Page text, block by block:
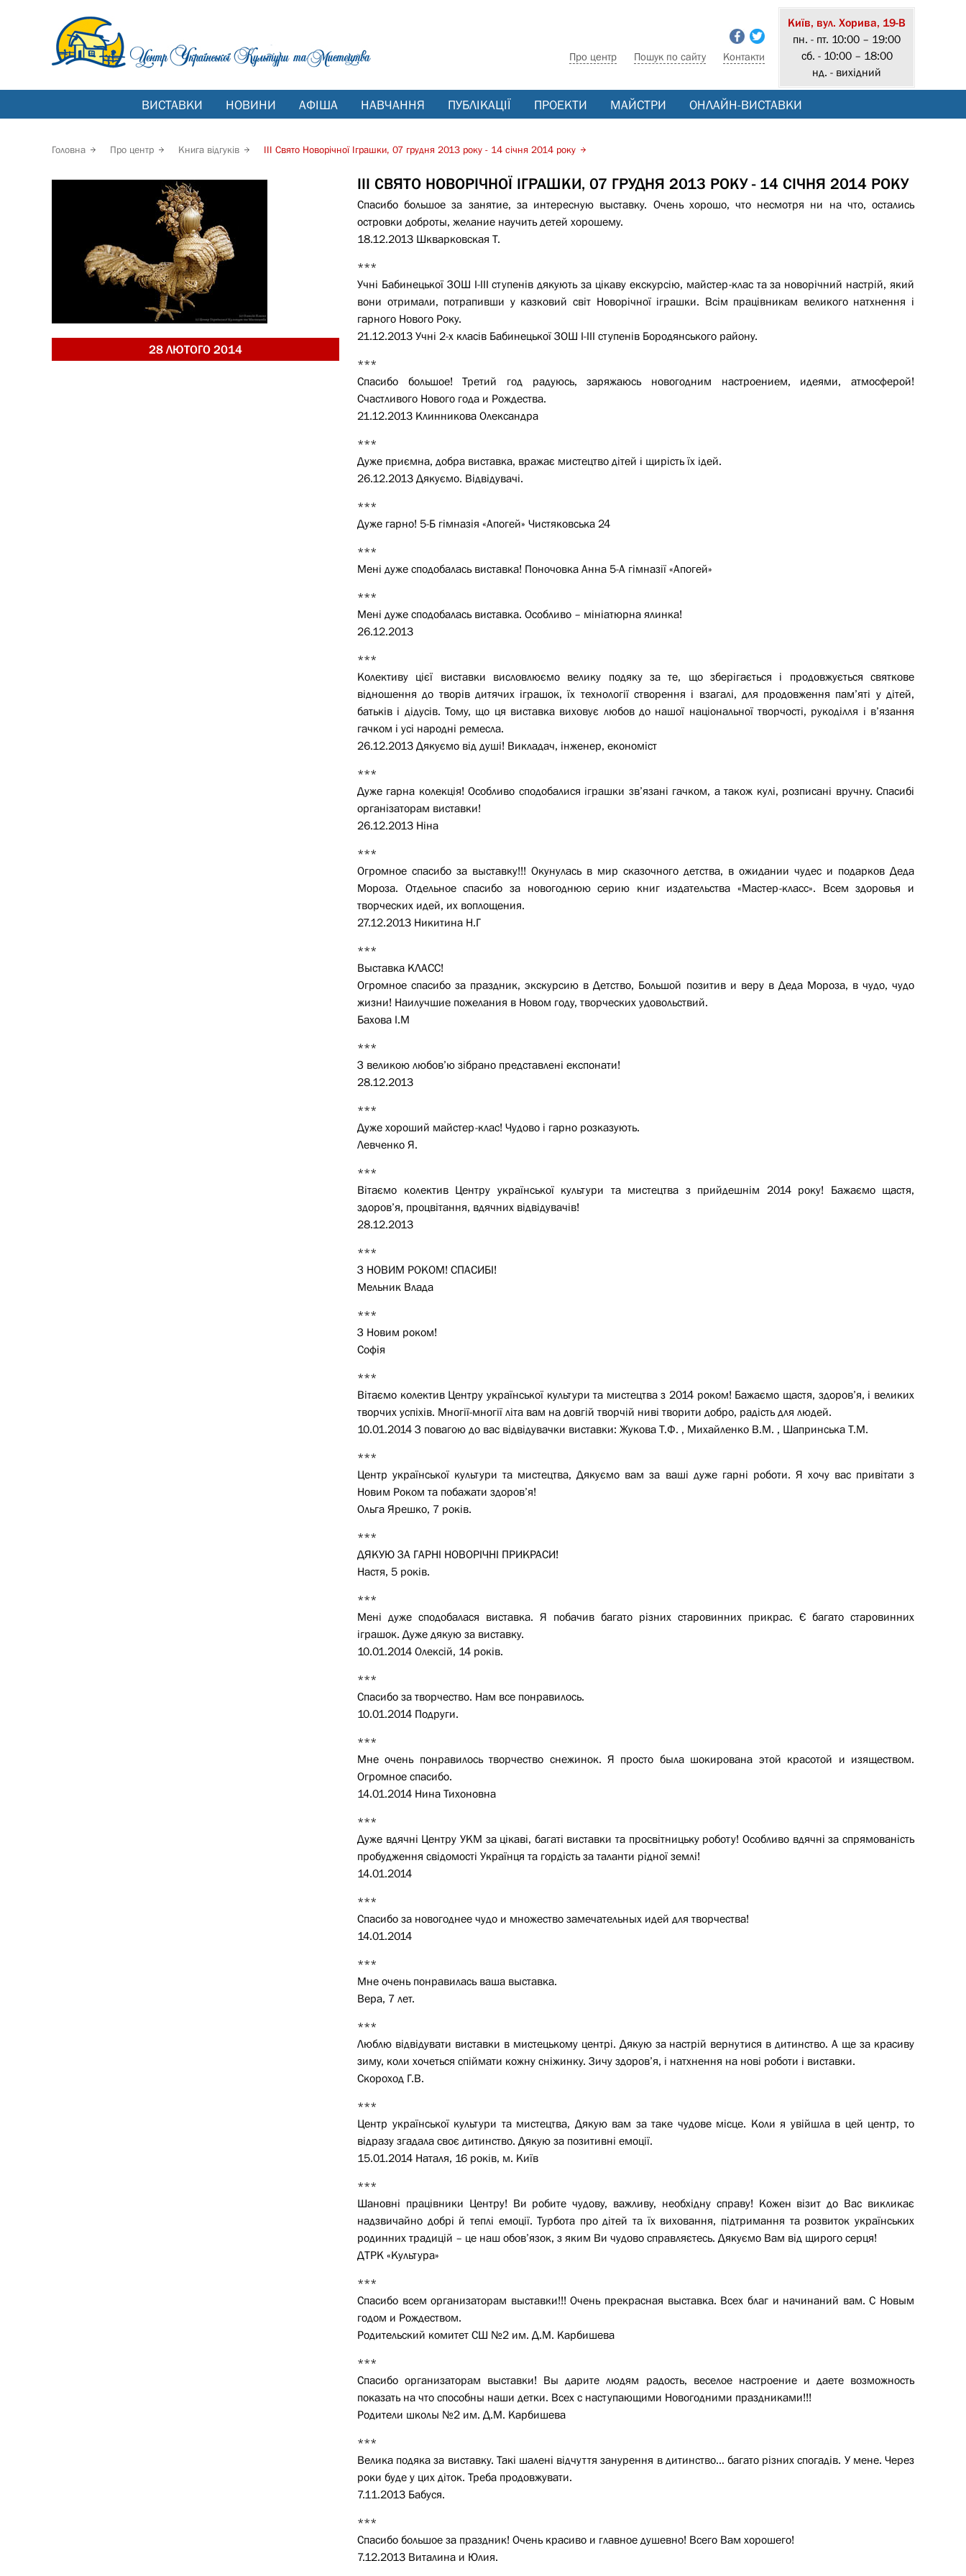
Про центр Пошук по сайту Контакти
Київ, вул. Хорива, 19-В
пн. - пт. 10:00 – 19:00
сб. - 10:00 – 18:00
нд. - вихідний
ВИСТАВКИ НОВИНИ АФІША НАВЧАННЯ ПУБЛІКАЦІЇ ПРОЕКТИ МАЙСТРИ ОНЛАЙН-ВИСТАВКИ
Головна Про центр Книга відгуків ІІІ Свято Новорічної Іграшки, 07 грудня 2013 року - 14 січня 2014 року
28 ЛЮТОГО 2014
ІІІ СВЯТО НОВОРІЧНОЇ ІГРАШКИ, 07 ГРУДНЯ 2013 РОКУ - 14 СІЧНЯ 2014 РОКУ
Спасибо большое за занятие, за интересную выставку. Очень хорошо, что несмотря ни на что, остались
островки доброты, желание научить детей хорошему.
18.12.2013 Шкварковская Т.
***
Учні Бабинецької ЗОШ I-III ступенів дякують за цікаву екскурсію, майстер-клас та за новорічний настрій, який
вони отримали, потрапивши у казковий світ Новорічної іграшки. Всім працівникам великого натхнення і
гарного Нового Року.
21.12.2013 Учні 2-х класів Бабинецької ЗОШ I-III ступенів Бородянського району.
***
Спасибо большое! Третий год радуюсь, заряжаюсь новогодним настроением, идеями, атмосферой!
Счастливого Нового года и Рождества.
21.12.2013 Клинникова Олександра
***
Дуже приємна, добра виставка, вражає мистецтво дітей і щирість їх ідей.
26.12.2013 Дякуємо. Відвідувачі.
***
Дуже гарно! 5-Б гімназія «Апогей» Чистяковська 24
***
Мені дуже сподобалась виставка! Поночовка Анна 5-А гімназії «Апогей»
***
Мені дуже сподобалась виставка. Особливо – мініатюрна ялинка!
26.12.2013
***
Колективу цієї виставки висловлюємо велику подяку за те, що зберігається і продовжується святкове
відношення до творів дитячих іграшок, їх технології створення і взагалі, для продовження пам’яті у дітей,
батьків і дідусів. Тому, що ця виставка виховує любов до нашої національної творчості, рукоділля і в’язання
гачком і усі народні ремесла.
26.12.2013 Дякуємо від душі! Викладач, інженер, економіст
***
Дуже гарна колекція! Особливо сподобалися іграшки зв’язані гачком, а також кулі, розписані вручну. Спасибі
організаторам виставки!
26.12.2013 Ніна
***
Огромное спасибо за выставку!!! Окунулась в мир сказочного детства, в ожидании чудес и подарков Деда
Мороза. Отдельное спасибо за новогоднюю серию книг издательства «Мастер-класс». Всем здоровья и
творческих идей, их воплощения.
27.12.2013 Никитина Н.Г
***
Выставка КЛАСС!
Огромное спасибо за праздник, экскурсию в Детство, Большой позитив и веру в Деда Мороза, в чудо, чудо
жизни! Наилучшие пожелания в Новом году, творческих удовольствий.
Бахова І.М
***
З великою любов’ю зібрано представлені експонати!
28.12.2013
***
Дуже хороший майстер-клас! Чудово і гарно розказують.
Левченко Я.
***
Вітаємо колектив Центру української культури та мистецтва з прийдешнім 2014 року! Бажаємо щастя,
здоров’я, процвітання, вдячних відвідувачів!
28.12.2013
***
З НОВИМ РОКОМ! СПАСИБІ!
Мельник Влада
***
З Новим роком!
Софія
***
Вітаємо колектив Центру української культури та мистецтва з 2014 роком! Бажаємо щастя, здоров’я, і великих
творчих успіхів. Многії-многії літа вам на довгій творчій ниві творити добро, радість для людей.
10.01.2014 З повагою до вас відвідувачки виставки: Жукова Т.Ф. , Михайленко В.М. , Шапринська Т.М.
***
Центр української культури та мистецтва, Дякуємо вам за ваші дуже гарні роботи. Я хочу вас привітати з
Новим Роком та побажати здоров’я!
Ольга Ярешко, 7 років.
***
ДЯКУЮ ЗА ГАРНІ НОВОРІЧНІ ПРИКРАСИ!
Настя, 5 років.
***
Мені дуже сподобалася виставка. Я побачив багато різних старовинних прикрас. Є багато старовинних
іграшок. Дуже дякую за виставку.
10.01.2014 Олексій, 14 років.
***
Спасибо за творчество. Нам все понравилось.
10.01.2014 Подруги.
***
Мне очень понравилось творчество снежинок. Я просто была шокирована этой красотой и изяществом.
Огромное спасибо.
14.01.2014 Нина Тихоновна
***
Дуже вдячні Центру УКМ за цікаві, багаті виставки та просвітницьку роботу! Особливо вдячні за спрямованість
пробудження свідомості Українця та гордість за таланти рідної землі!
14.01.2014
***
Спасибо за новогоднее чудо и множество замечательных идей для творчества!
14.01.2014
***
Мне очень понравилась ваша выставка.
Вера, 7 лет.
***
Люблю відвідувати виставки в мистецькому центрі. Дякую за настрій вернутися в дитинство. А ще за красиву
зиму, коли хочеться спіймати кожну сніжинку. Зичу здоров’я, і натхнення на нові роботи і виставки.
Скороход Г.В.
***
Центр української культури та мистецтва, Дякую вам за таке чудове місце. Коли я увійшла в цей центр, то
відразу згадала своє дитинство. Дякую за позитивні емоції.
15.01.2014 Наталя, 16 років, м. Київ
***
Шановні працівники Центру! Ви робите чудову, важливу, необхідну справу! Кожен візит до Вас викликає
надзвичайно добрі й теплі емоції. Турбота про дітей та їх виховання, підтримання та розвиток українських
родинних традицій – це наш обов’язок, з яким Ви чудово справляєтесь. Дякуємо Вам від щирого серця!
ДТРК «Культура»
***
Спасибо всем организаторам выставки!!! Очень прекрасная выставка. Всех благ и начинаний вам. С Новым
годом и Рождеством.
Родительский комитет СШ №2 им. Д.М. Карбишева
***
Спасибо организаторам выставки! Вы дарите людям радость, веселое настроение и даете возможность
показать на что способны наши детки. Всех с наступающими Новогодними праздниками!!!
Родители школы №2 им. Д.М. Карбишева
***
Велика подяка за виставку. Такі шалені відчуття занурення в дитинство… багато різних спогадів. У мене. Через
роки буде у цих діток. Треба продовжувати.
7.11.2013 Бабуся.
***
Спасибо большое за праздник! Очень красиво и главное душевно! Всего Вам хорошего!
7.12.2013 Виталина и Юлия.